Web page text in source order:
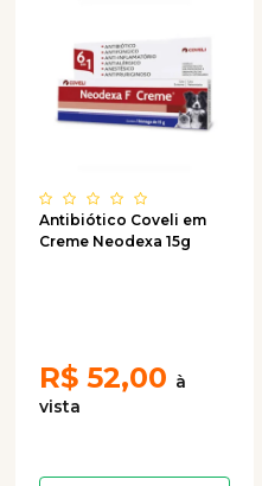
Antibiótico Coveli em
Creme Neodexa 15g
R$ 52,00